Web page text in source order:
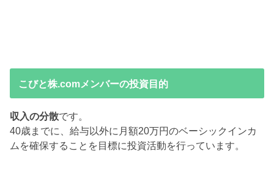
こびと株.comメンバーの投資目的
収入の分散です。
40歳までに、給与以外に月額20万円のベーシックインカ
ムを確保することを目標に投資活動を行っています。